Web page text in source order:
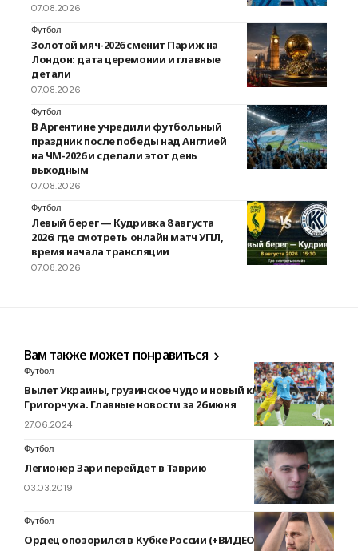
07.08.2026
Футбол
Золотой мяч-2026 сменит Париж на
Лондон: дата церемонии и главные
детали
07.08.2026
Футбол
В Аргентине учредили футбольный
праздник после победы над Англией
на ЧМ-2026 и сделали этот день
выходным
07.08.2026
Футбол
Левый берег — Кудривка 8 августа
2026: где смотреть онлайн матч УПЛ,
время начала трансляции
07.08.2026
Вам также может понравиться
Футбол
Вылет Украины, грузинское чудо и новый клуб
Григорчука. Главные новости за 26 июня
27.06.2024
Футбол
Легионер Зари перейдет в Таврию
03.03.2019
Футбол
Ордец опозорился в Кубке России (+ВИДЕО)